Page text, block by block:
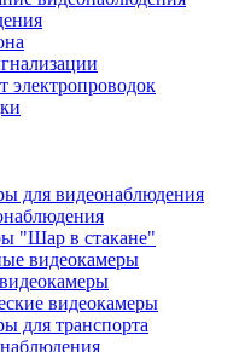
электропроводок
для видеонаблюдения
"Шар в стакане"
видеокамеры
видеокамеры
для транспорта